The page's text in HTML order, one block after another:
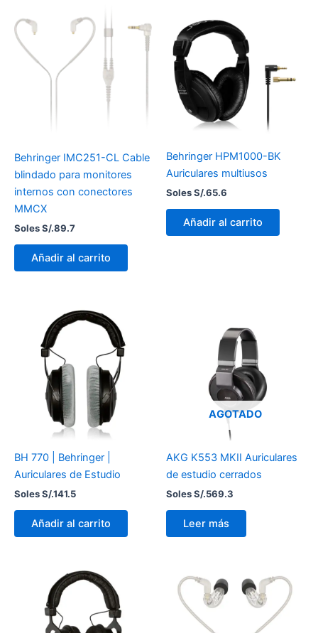
Behringer IMC251-CL Cable
blindado para monitores
internos con conectores
MMCX
Soles S/.89.7
Añadir al carrito
Behringer HPM1000-BK
Auriculares multiusos
Soles S/.65.6
Añadir al carrito
BH 770 | Behringer |
Auriculares de Estudio
Soles S/.141.5
Añadir al carrito
AGOTADO
AKG K553 MKII Auriculares
de estudio cerrados
Soles S/.569.3
Leer más